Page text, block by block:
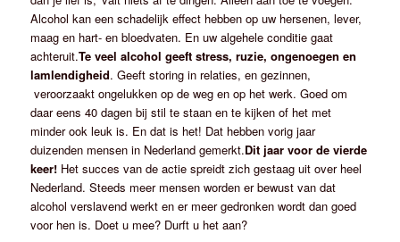
Alcohol kan een schadelijk effect hebben op uw hersenen, lever,
maag en hart- en bloedvaten. En uw algehele conditie gaat
achteruit.Te veel alcohol geeft stress, ruzie, ongenoegen en
lamlendigheid. Geeft storing in relaties, en gezinnen,
veroorzaakt ongelukken op de weg en op het werk. Goed om
daar eens 40 dagen bij stil te staan en te kijken of het met
minder ook leuk is. En dat is het! Dat hebben vorig jaar
duizenden mensen in Nederland gemerkt.Dit jaar voor de vierde
keer! Het succes van de actie spreidt zich gestaag uit over heel
Nederland. Steeds meer mensen worden er bewust van dat
alcohol verslavend werkt en er meer gedronken wordt dan goed
voor hen is. Doet u mee? Durft u het aan?